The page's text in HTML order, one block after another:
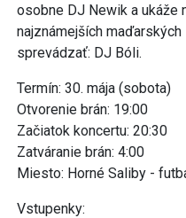
osobne DJ Newik a ukáže
najznámejších
sprevádzať: DJ Bóli.
Termín: 30. mája (sobota)
Otvorenie brán: 19:00
Začiatok koncertu: 20:30
Zatváranie brán: 4:00
Miesto: Horné Saliby -
Vstupenky: